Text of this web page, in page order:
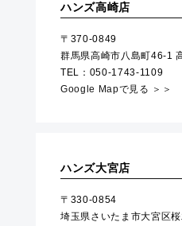
ハンズ高崎店
〒370-0849
群馬県高崎市八島町46-1
TEL：050-1743-1109
Google Mapで見る ＞＞
ハンズ大宮店
〒330-0854
埼玉県さいたま市大宮区